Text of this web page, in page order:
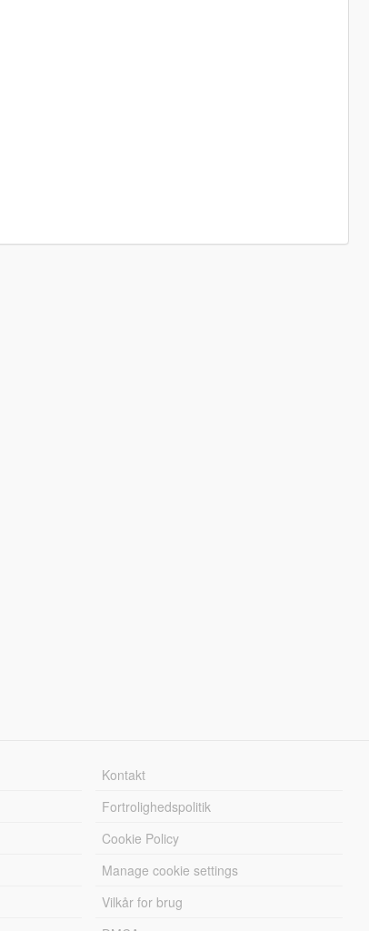
Kontakt
Fortrolighedspolitik
Cookie Policy
Manage cookie settings
Vilkår for brug